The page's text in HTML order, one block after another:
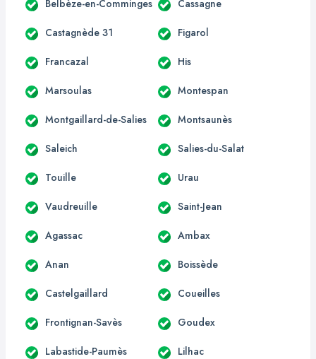
Belbèze-en-Comminges Cassagne
Castagnède 31 Figarol
Francazal His
Marsoulas Montespan
Montgaillard-de-Salies Montsaunès
Saleich Salies-du-Salat
Touille Urau
Vaudreuille Saint-Jean
Agassac Ambax
Anan Boissède
Castelgaillard Coueilles
Frontignan-Savès Goudex
Labastide-Paumès Lilhac